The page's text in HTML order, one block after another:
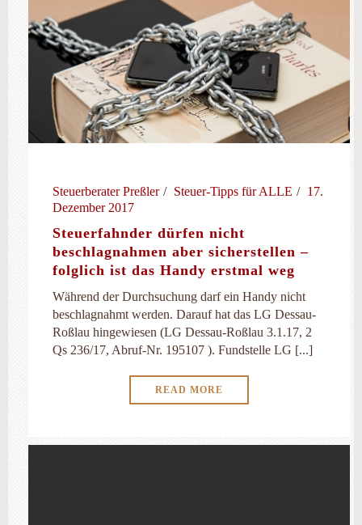
Steuerberater Preßler Steuer-Tipps für ALLE
17.
Dezember 2017
Steuerfahnder dürfen nicht
beschlagnahmen aber sicherstellen –
folglich ist das Handy erstmal weg
Während der Durchsuchung darf ein Handy nicht
beschlagnahmt werden. Darauf hat das LG Dessau-
Roßlau hingewiesen (LG Dessau-Roßlau 3.1.17, 2
Qs 236/17, Abruf-Nr. 195107 ). Fundstelle LG [...]
READ MORE